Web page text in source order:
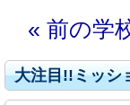
« 前の学
大注目!!ミッシ